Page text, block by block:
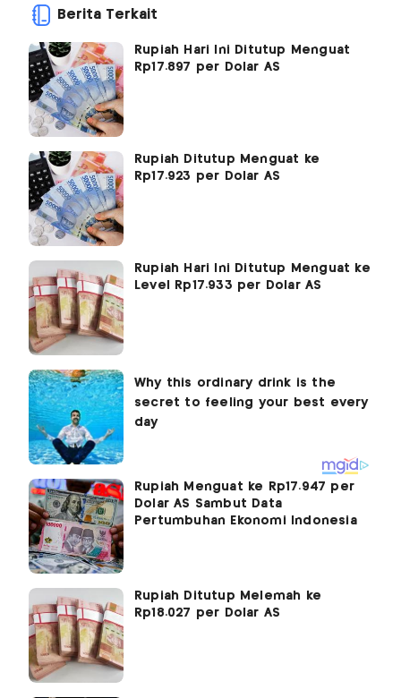
Berita Terkait
Rupiah Hari Ini Ditutup Menguat
Rp17.897 per Dolar AS
Rupiah Ditutup Menguat ke
Rp17.923 per Dolar AS
Rupiah Hari Ini Ditutup Menguat ke
Level Rp17.933 per Dolar AS
Rupiah Menguat ke Rp17.947 per
Dolar AS Sambut Data
Pertumbuhan Ekonomi Indonesia
Rupiah Ditutup Melemah ke
Rp18.027 per Dolar AS